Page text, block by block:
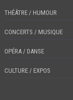
THÉÂTRE / HUMOUR
CONCERTS / MUSIQUE
OPÉRA / DANSE
CULTURE / EXPOS